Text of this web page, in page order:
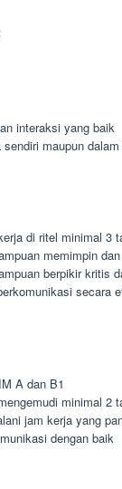
interaksi yang baik
sendiri maupun
di ritel minimal 3
memimpin
berpikir kritis
secara
A dan B1
minimal 2
jam kerja yang
dengan baik